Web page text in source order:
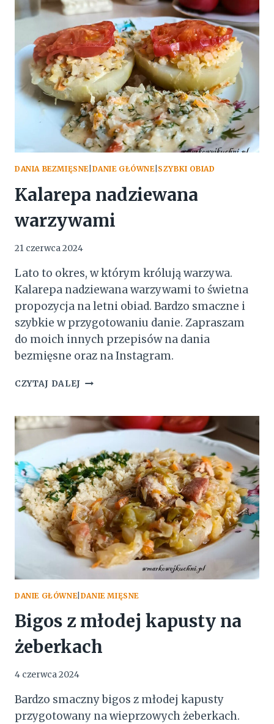
DANIA BEZMIĘSNE| DANIE GŁÓWNE| SZYBKI OBIAD
Kalarepa nadziewana
warzywami
21 czerwca 2024
Lato to okres, w którym królują warzywa.
Kalarepa nadziewana warzywami to świetna
propozycja na letni obiad. Bardzo smaczne i
szybkie w przygotowaniu danie. Zapraszam
do moich innych przepisów na dania
bezmięsne oraz na Instagram.
CZYTAJ DALEJ KALAREPA
DANIE GŁÓWNE| DANIE MIĘSNE
Bigos z młodej kapusty na
żeberkach
4 czerwca 2024
Bardzo smaczny bigos z młodej kapusty
przygotowany na wieprzowych żeberkach.